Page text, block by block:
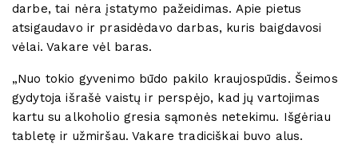
darbe, tai nėra įstatymo pažeidimas. Apie pietus
atsigaudavo ir prasidėdavo darbas, kuris baigdavosi
vėlai. Vakare vėl baras.
„Nuo tokio gyvenimo būdo pakilo kraujospūdis. Šeimos
gydytoja išrašė vaistų ir perspėjo, kad jų vartojimas
kartu su alkoholio gresia sąmonės netekimu. Išgėriau
tabletę ir užmiršau. Vakare tradiciškai buvo alus.